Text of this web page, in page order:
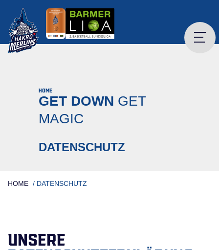
content
HOME
GET DOWN GET
MAGIC
DATENSCHUTZ
HOME / DATENSCHUTZ
UNSERE